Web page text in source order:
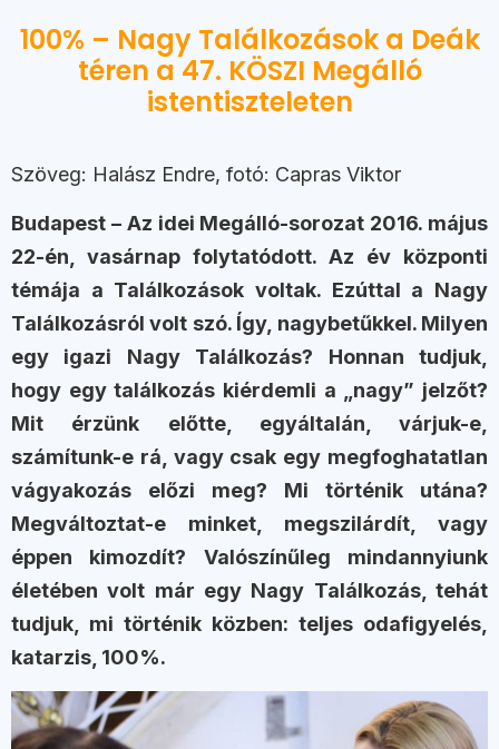
100% – Nagy Találkozások a Deák
téren a 47. KÖSZI Megálló
istentiszteleten
Szöveg: Halász Endre, fotó: Capras Viktor
Budapest – Az idei Megálló-sorozat 2016. május
22-én, vasárnap folytatódott. Az év központi
témája a Találkozások voltak. Ezúttal a Nagy
Találkozásról volt szó. Így, nagybetűkkel. Milyen
egy igazi Nagy Találkozás? Honnan tudjuk,
hogy egy találkozás kiérdemli a „nagy” jelzőt?
Mit érzünk előtte, egyáltalán, várjuk-e,
számítunk-e rá, vagy csak egy megfoghatatlan
vágyakozás előzi meg? Mi történik utána?
Megváltoztat-e minket, megszilárdít, vagy
éppen kimozdít? Valószínűleg mindannyiunk
életében volt már egy Nagy Találkozás, tehát
tudjuk, mi történik közben: teljes odafigyelés,
katarzis, 100%.